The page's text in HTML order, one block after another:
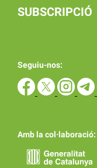
SUBSCRIPCIÓ
Seguiu-nos:
Amb la col·laboració: